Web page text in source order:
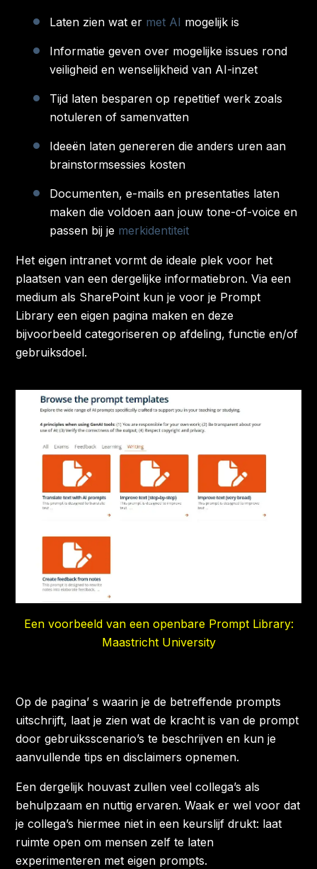
Laten zien wat er met AI mogelijk is
Informatie geven over mogelijke issues rond
veiligheid en wenselijkheid van AI-inzet
Tijd laten besparen op repetitief werk zoals
notuleren of samenvatten
Ideeën laten genereren die anders uren aan
brainstormsessies kosten
Documenten, e-mails en presentaties laten
maken die voldoen aan jouw tone-of-voice en
passen bij je merkidentiteit
Het eigen intranet vormt de ideale plek voor het
plaatsen van een dergelijke informatiebron. Via een
medium als SharePoint kun je voor je Prompt
Library een eigen pagina maken en deze
bijvoorbeeld categoriseren op afdeling, functie en/of
gebruiksdoel.
Een voorbeeld van een openbare Prompt Library:
Maastricht University
Op de pagina’ s waarin je de betreffende prompts
uitschrijft, laat je zien wat de kracht is van de prompt
door gebruiksscenario’s te beschrijven en kun je
aanvullende tips en disclaimers opnemen.
Een dergelijk houvast zullen veel collega’s als
behulpzaam en nuttig ervaren. Waak er wel voor dat
jecollega’s hiermee niet in een keurslijf drukt: laat
ruimte open om mensen zelf te laten
experimenteren met eigen prompts.